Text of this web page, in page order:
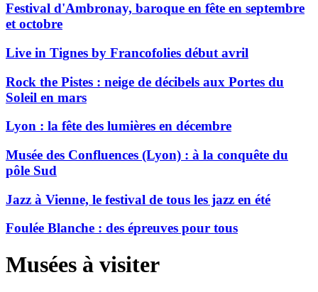
Festival d'Ambronay, baroque en fête en septembre
et octobre
Live in Tignes by Francofolies début avril
Rock the Pistes : neige de décibels aux Portes du
Soleil en mars
Lyon : la fête des lumières en décembre
Musée des Confluences (Lyon) : à la conquête du
pôle Sud
Jazz à Vienne, le festival de tous les jazz en été
Foulée Blanche : des épreuves pour tous
Musées à visiter